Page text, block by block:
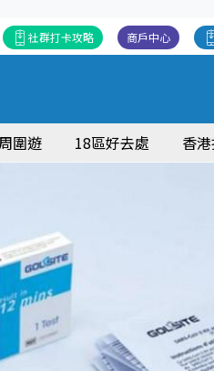
商戶中心
社群打卡攻略
圍遊 18區好去處 香